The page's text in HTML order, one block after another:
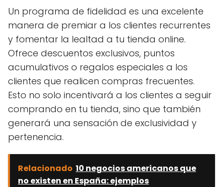
Un programa de fidelidad es una excelente
manera de premiar a los clientes recurrentes
y fomentar la lealtad a tu tienda online.
Ofrece descuentos exclusivos, puntos
acumulativos o regalos especiales a los
clientes que realicen compras frecuentes.
Esto no solo incentivará a los clientes a seguir
comprando en tu tienda, sino que también
generará una sensación de exclusividad y
pertenencia.
Relacionado 10 negocios americanos que
no existen en España: ejemplos